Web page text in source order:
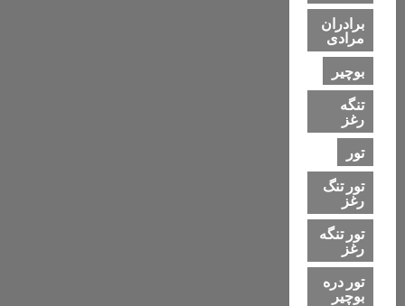
برادران
مرادی
بوچیر
تنگه
رغز
تور
تور تنگ
رغز
تور تنگه
رغز
تور دره
بوچیر